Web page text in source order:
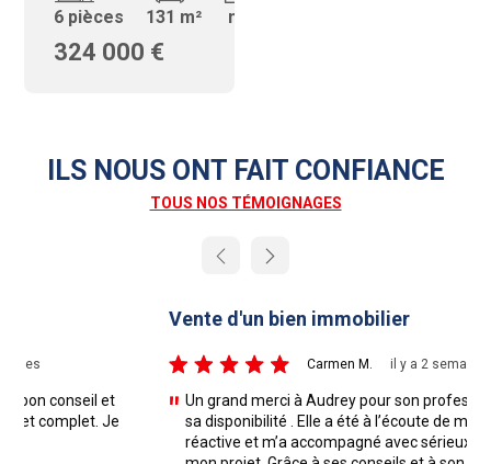
6 pièces 131 m² m²
324 000 €
ILS NOUS ONT FAIT CONFIANCE
TOUS NOS TÉMOIGNAGES
Vente d'un bien immobilier
Carmen M. il y a 2 semaines
Un grand merci à Audrey pour son professionnalisme et
sa disponibilité . Elle a été à l’écoute de mes besoins, très
réactive et m’a accompagné avec sérieux tout au long de
Next